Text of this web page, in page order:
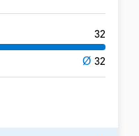
Ø 32
32